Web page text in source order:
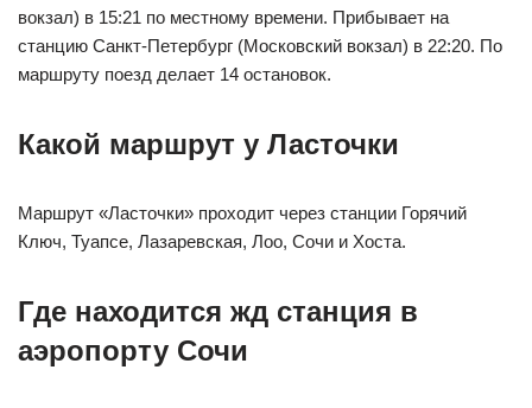
вокзал) в 15:21 по местному времени. Прибывает на
станцию Санкт-Петербург (Московский вокзал) в 22:20. По
маршруту поезд делает 14 остановок.
Какой маршрут у Ласточки
Маршрут «Ласточки» проходит через станции Горячий
Ключ, Туапсе, Лазаревская, Лоо, Сочи и Хоста.
Где находится жд станция в
аэропорту Сочи